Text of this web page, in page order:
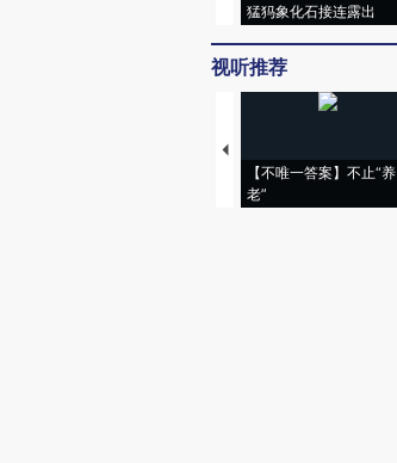
猛犸象化石接连露出
视听推荐
【不唯一答案】不止“养
老”